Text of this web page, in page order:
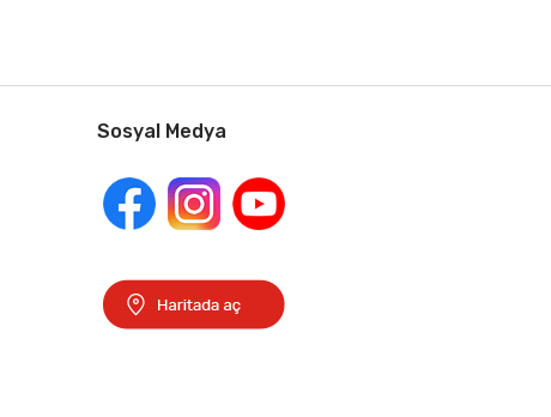
Sosyal Medya